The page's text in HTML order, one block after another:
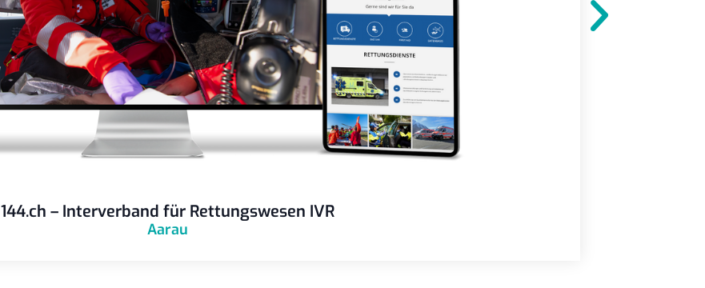
144.ch – Interverband für Rettungswesen IVR
Aarau